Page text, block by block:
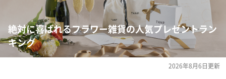
絶対に喜ばれるフラワー雑貨の人気プレゼントラン
キング
2026年8月6日更新